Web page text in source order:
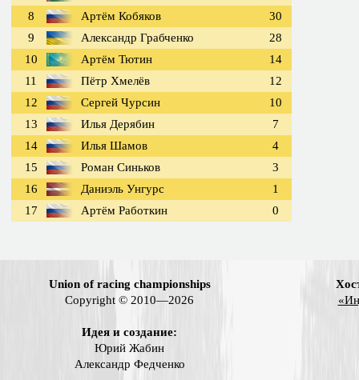
8
Артём Кобяков
30
9
Александр Грабченко
28
10
Артём Тютин
14
11
Пётр Хмелёв
12
12
Сергей Чурсин
10
13
Илья Дерябин
7
14
Илья Шамов
4
15
Роман Синьков
3
16
Даниэль Унгурс
1
17
Артём Работкин 0
Union of racing championships
Copyright © 2010—2026
Идея и создание:
Юрий Жабин
Александр Федченко